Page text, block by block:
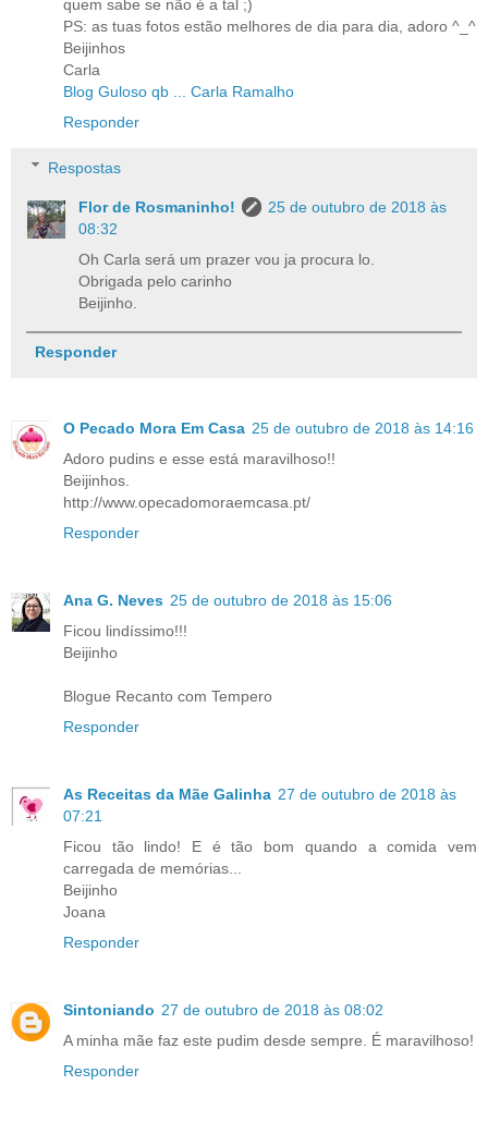
quem sabe se não é a tal ;)
PS: as tuas fotos estão melhores de dia para dia, adoro ^_^
Beijinhos
Carla
Blog Guloso qb ... Carla Ramalho
Responder
Respostas
Flor de Rosmaninho!
25 de outubro de 2018 às
08:32
Oh Carla será um prazer vou ja procura lo.
Obrigada pelo carinho
Beijinho.
Responder
O Pecado Mora Em Casa 25 de outubro de 2018 às 14:16
Adoro pudins e esse está maravilhoso!!
Beijinhos.
http://www.opecadomoraemcasa.pt/
Responder
Ana G. Neves 25 de outubro de 2018 às 15:06
Ficou lindíssimo!!!
Beijinho
Blogue Recanto com Tempero
Responder
As Receitas da Mãe Galinha 27 de outubro de 2018 às
07:21
Ficou tão lindo! E é tão bom quando a comida vem
carregada de memórias...
Beijinho
Joana
Responder
Sintoniando 27 de outubro de 2018 às 08:02
A minha mãe faz este pudim desde sempre. É maravilhoso!
Responder